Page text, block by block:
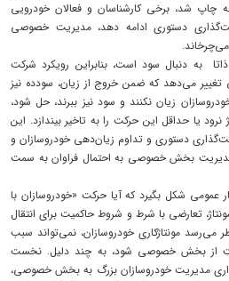
شد، برخی کارشناسان و فعالان خودرویی
دستوری ادامه دهد، مدیریت خصوصی
دنبال سود است، بنابراین رویکرد شرکت
می‌دهد که ضمن خروج از زیان، سودده نیز
زیان نکنند و سود نیز ببرند، حل شود،
یا حداقل این حرکت را به تاخیر بیندازد. این
دستوری و تداوم زیان‌دهی خودروسازان و
بخش خصوصی به احتمال فراوان به سمت
شکل بگیرد که آیا حرکت «خودروسازان با
تعارضی با شرط و شروط حاکمیت برای انتقال
مونتاژکاری خودروسازان، نمی‌تواند سبب
از بخش خصوصی شود، به چند دلیل. نخست
مدیریت خودروسازان بزرگ به بخش خصوصی،